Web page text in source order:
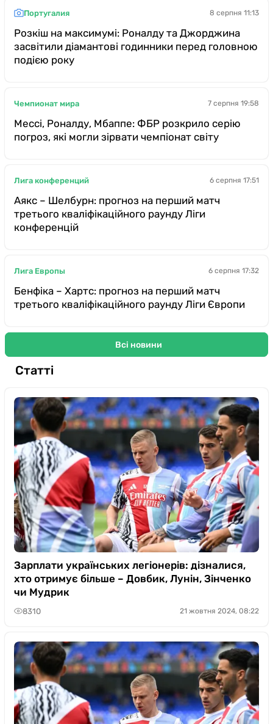
Португалия 8 серпня 11:13
Розкіш на максимумі: Роналду та Джорджина
засвітили діамантові годинники перед головною
подією року
Чемпионат мира 7 серпня 19:58
Мессі, Роналду, Мбаппе: ФБР розкрило серію
погроз, які могли зірвати чемпіонат світу
Лига конференций 6 серпня 17:51
Аякс – Шелбурн: прогноз на перший матч
третього кваліфікаційного раунду Ліги
конференцій
Лига Европы 6 серпня 17:32
Бенфіка – Хартс: прогноз на перший матч
третього кваліфікаційного раунду Ліги Європи
Всі новини
Статті
Зарплати українських легіонерів: дізналися,
хто отримує більше – Довбик, Лунін, Зінченко
чи Мудрик
8310 21 жовтня 2024, 08:22